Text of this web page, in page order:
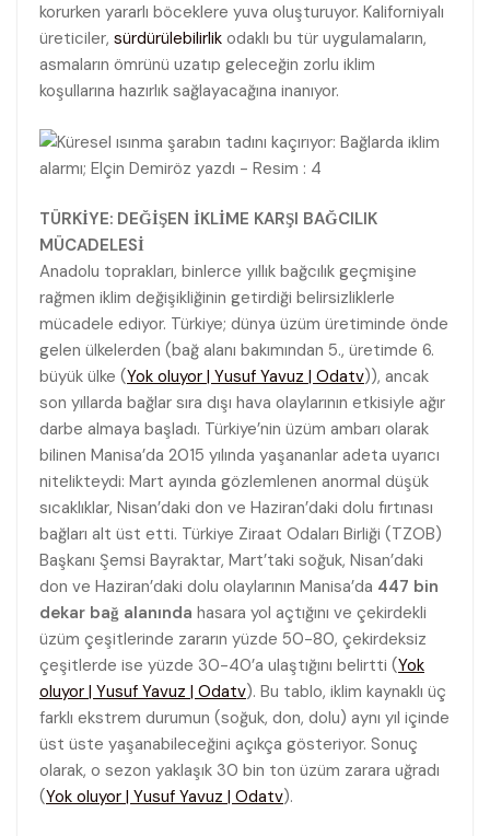
korurken yararlı böceklere yuva oluşturuyor. Kaliforniyalı
üreticiler, sürdürülebilirlik odaklı bu tür uygulamaların,
asmaların ömrünü uzatıp geleceğin zorlu iklim
koşullarına hazırlık sağlayacağına inanıyor.
TÜRKİYE: DEĞİŞEN İKLİME KARŞI BAĞCILIK
MÜCADELESİ
Anadolu toprakları, binlerce yıllık bağcılık geçmişine
rağmen iklim değişikliğinin getirdiği belirsizliklerle
mücadele ediyor. Türkiye; dünya üzüm üretiminde önde
gelen ülkelerden (bağ alanı bakımından 5., üretimde 6.
büyük ülke (Yok oluyor | Yusuf Yavuz | Odatv)), ancak
son yıllarda bağlar sıra dışı hava olaylarının etkisiyle ağır
darbe almaya başladı. Türkiye’nin üzüm ambarı olarak
bilinen Manisa’da 2015 yılında yaşananlar adeta uyarıcı
nitelikteydi: Mart ayında gözlemlenen anormal düşük
sıcaklıklar, Nisan’daki don ve Haziran’daki dolu fırtınası
bağları alt üst etti. Türkiye Ziraat Odaları Birliği (TZOB)
Başkanı Şemsi Bayraktar, Mart’taki soğuk, Nisan’daki
don ve Haziran’daki dolu olaylarının Manisa’da 447 bin
dekar bağ alanında hasara yol açtığını ve çekirdekli
üzüm çeşitlerinde zararın yüzde 50-80, çekirdeksiz
çeşitlerde ise yüzde 30-40’a ulaştığını belirtti (Yok
oluyor | Yusuf Yavuz | Odatv). Bu tablo, iklim kaynaklı üç
farklı ekstrem durumun (soğuk, don, dolu) aynı yıl içinde
üst üste yaşanabileceğini açıkça gösteriyor. Sonuç
olarak, o sezon yaklaşık 30 bin ton üzüm zarara uğradı
(Yok oluyor | Yusuf Yavuz | Odatv).